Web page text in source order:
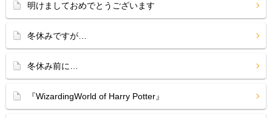
明けましておめでとうございます
冬休みですが…
冬休み前に…
『WizardingWorld of Harry Potter』